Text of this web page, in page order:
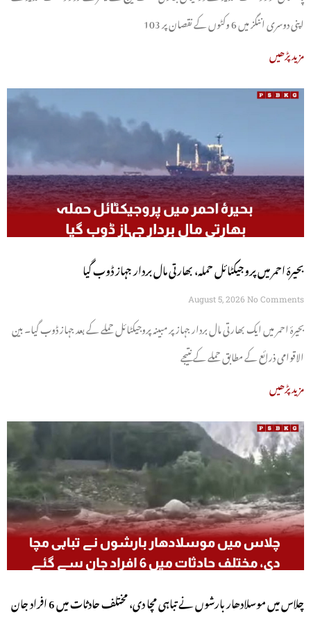
اپنی دوسری اننگز میں 6 وکٹوں کے نقصان پر 103
مزید پڑھیں
بحیرۂ احمر میں پروجیکٹائل حملہ، بھارتی مال بردار جہاز ڈوب گیا
August 5, 2026 No Comments
بحیرۂ احمر میں ایک بھارتی مال بردار جہاز پر مبینہ پروجیکٹائل حملے کے بعد جہاز ڈوب گیا۔ بین
الاقوامی ذرائع کے مطابق حملے کے نتیجے
مزید پڑھیں
چلاس میں موسلادھار بارشوں نے تباہی مچا دی، مختلف حادثات میں 6 افراد جان